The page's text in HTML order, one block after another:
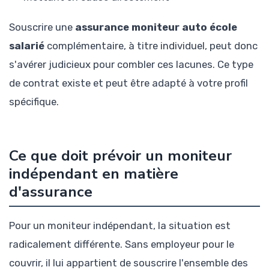
Souscrire une assurance moniteur auto école
salarié complémentaire, à titre individuel, peut donc
s'avérer judicieux pour combler ces lacunes. Ce type
de contrat existe et peut être adapté à votre profil
spécifique.
Ce que doit prévoir un moniteur
indépendant en matière
d'assurance
Pour un moniteur indépendant, la situation est
radicalement différente. Sans employeur pour le
couvrir, il lui appartient de souscrire l'ensemble des